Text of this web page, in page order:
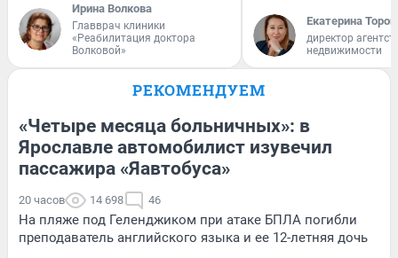
Ирина Волкова
Главврач клиники
«Реабилитация доктора
Волковой»
Екатерина
директор
недвижимости
РЕКОМЕНДУЕМ
«Четыре месяца больничных»: в
Ярославле автомобилист изувечил
пассажира «Яавтобуса»
20 часов 14 698 46
На пляже под Геленджиком при атаке БПЛА погибли
преподаватель английского языка и ее 12-летняя дочь